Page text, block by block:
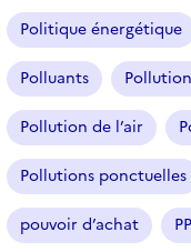
Politique énergétique
Polluants Pollution
Pollution de l’air
Pollutions ponctuelles
pouvoir d’achat